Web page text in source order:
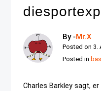
By -Mr.X
Posted on 3.
Posted in
Charles Barkley sagt,